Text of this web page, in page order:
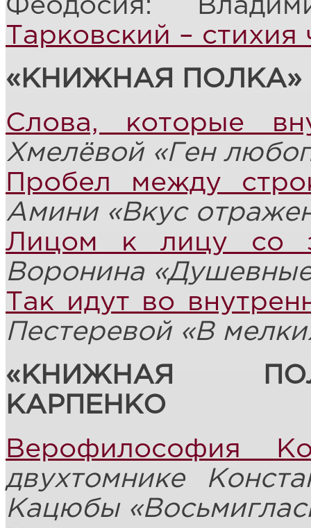
Феодосия:
Тарковский – стихия
«КНИЖНАЯ
Слова, которые
Хмелёвой «Ген
Пробел между
Амини «Вкус
Лицом к лицу со
Воронина
Так идут во
Пестеревой «В
«КНИЖНАЯ
КАРПЕНКО
Верофилософия
двухтомнике
Кацюбы «